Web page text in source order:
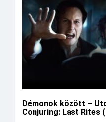
Démonok között –
Conjuring: Last Rites